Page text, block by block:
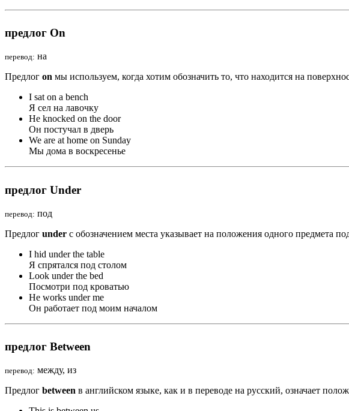
предлог On
перевод: на
Предлог on мы используем, когда хотим обозначить то, что находится на
I sat on a bench
Я сел на лавочку
He knocked on the door
Он постучал в дверь
We are at home on Sunday
Мы дома в воскресенье
предлог Under
перевод: под
Предлог under с обозначением места указывает на положения одного предмета
I hid underthe table
Я спрятался под столом
Look underthe bed
Посмотри под кроватью
He works underme
Он работает под моим началом
предлог Between
перевод: между, из
Предлог between в английском языке, как и в переводе на русский, означает